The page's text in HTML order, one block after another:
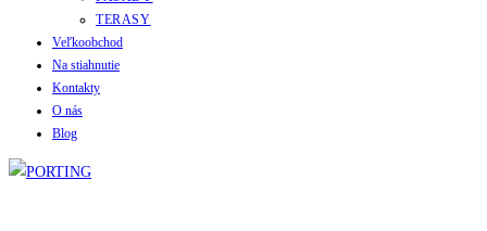
TERASY
Veľkoobchod
Na stiahnutie
Kontakty
O nás
Blog